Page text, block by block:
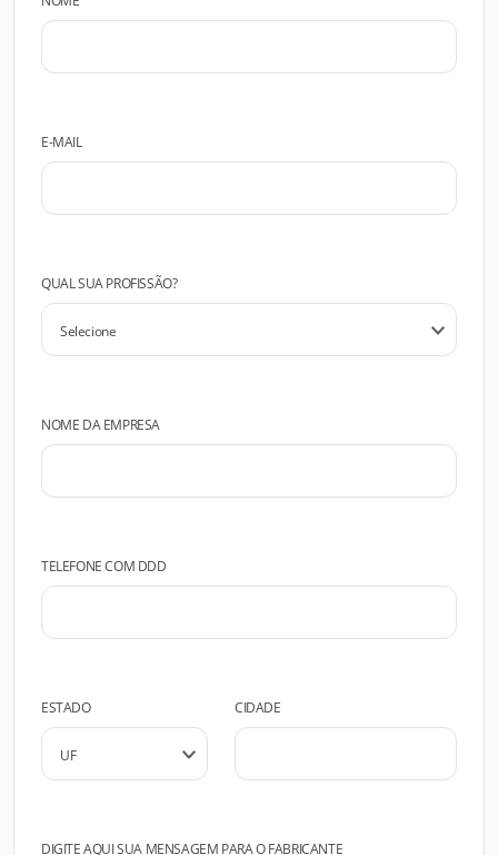
E-MAIL
QUAL SUA PROFISSÃO?
NOME DA EMPRESA
TELEFONE COM DDD
ESTADO CIDADE
DIGITE AQUI SUA MENSAGEM PARA O FABRICANTE